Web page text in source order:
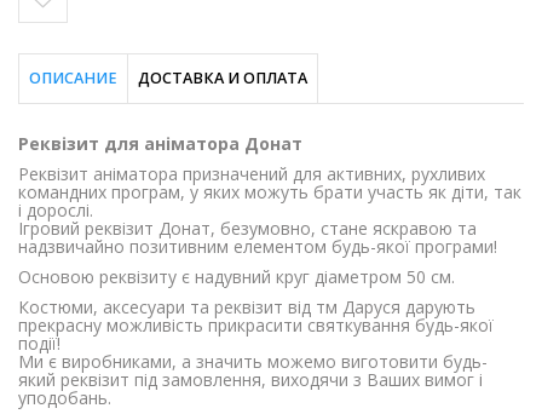
ОПИСАНИЕ ДОСТАВКА И ОПЛАТА
Реквізит для аніматора Донат
Реквізит аніматора призначений для активних, рухливих
командних програм, у яких можуть брати участь як діти, так
і дорослі.
Ігровий реквізит Донат, безумовно, стане яскравою та
надзвичайно позитивним елементом будь-якої програми!
Основою реквізиту є надувний круг діаметром 50 см.
Костюми, аксесуари та реквізит від тм Даруся дарують
прекрасну можливість прикрасити святкування будь-якої
події!
Ми є виробниками, а значить можемо виготовити будь-
який реквізит під замовлення, виходячи з Ваших вимог і
уподобань.